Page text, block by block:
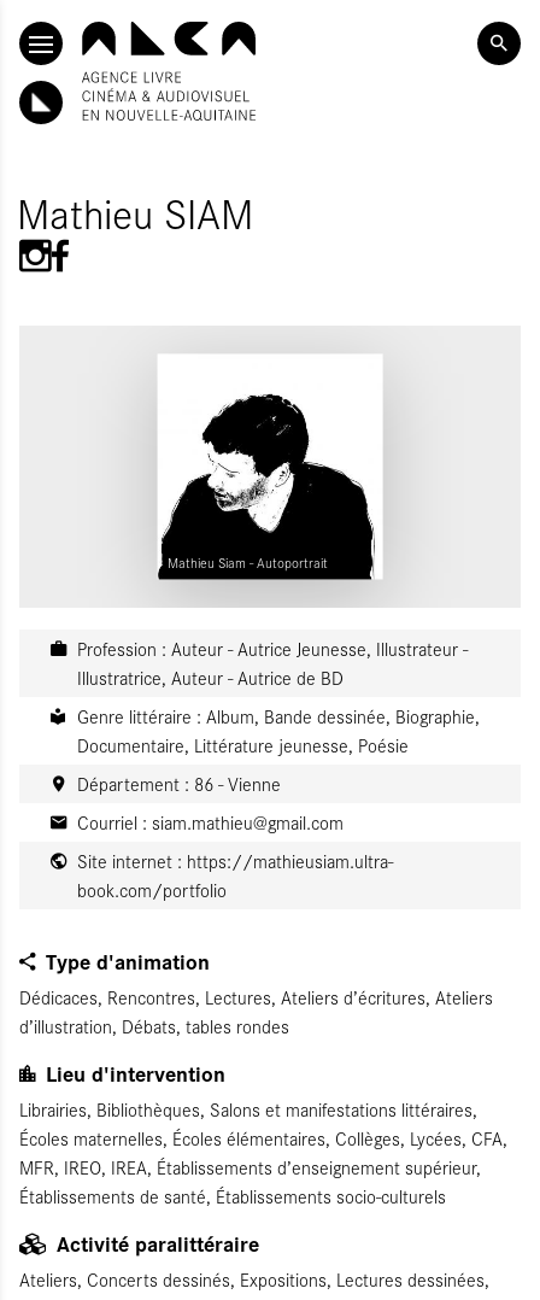
ALLER AU CONTENU PRINCIPAL
Mathieu SIAM
Mathieu Siam - Autoportrait
Profession : Auteur - Autrice Jeunesse, Illustrateur -
Illustratrice, Auteur - Autrice de BD
Genre littéraire : Album, Bande dessinée, Biographie,
Documentaire, Littérature jeunesse, Poésie
Département : 86 - Vienne
Courriel : siam.mathieu@gmail.com
Site internet : https://mathieusiam.ultra-
book.com/portfolio
Type d'animation
Dédicaces, Rencontres, Lectures, Ateliers d’écritures, Ateliers
d’illustration, Débats, tables rondes
Lieu d'intervention
Librairies, Bibliothèques, Salons et manifestations littéraires,
Écoles maternelles, Écoles élémentaires, Collèges, Lycées, CFA,
MFR, IREO, IREA, Établissements d’enseignement supérieur,
Établissements de santé, Établissements socio-culturels
Activité paralittéraire
Ateliers, Concerts dessinés, Expositions, Lectures dessinées,